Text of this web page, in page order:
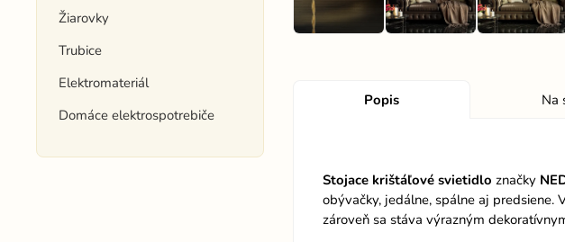
Žiarovky
Trubice
Elektromateriál
Domáce elektrospotrebiče
Popis Na
Stojace krištáľové svietidlo značky
obývačky, jedálne, spálne aj predsiene.
zároveň sa stáva výrazným